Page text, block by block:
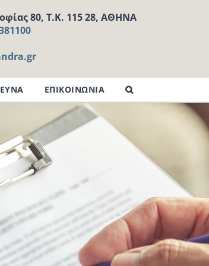
80, Τ.Κ. 115 28, ΑΘΗΝΑ
ΕΠΙΚΟΙΝΩΝΙΑ